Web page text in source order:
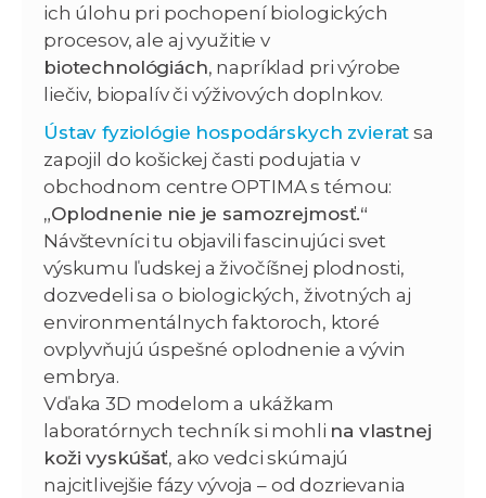
ich úlohu pri pochopení biologických
procesov, ale aj využitie v
biotechnológiách, napríklad pri výrobe
liečiv, biopalív či výživových doplnkov.
Ústav fyziológie hospodárskych zvierat sa
zapojil do košickej časti podujatia v
obchodnom centre OPTIMA s témou:
„Oplodnenie nie je samozrejmosť.“
Návštevníci tu objavili fascinujúci svet
výskumu ľudskej a živočíšnej plodnosti,
dozvedeli sa o biologických, životných aj
environmentálnych faktoroch, ktoré
ovplyvňujú úspešné oplodnenie a vývin
embrya.
Vďaka 3D modelom a ukážkam
laboratórnych techník si mohli na vlastnej
koži vyskúšať, ako vedci skúmajú
najcitlivejšie fázy vývoja – od dozrievania